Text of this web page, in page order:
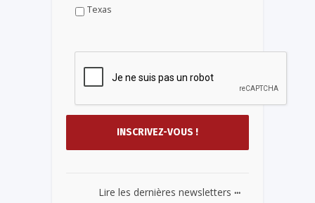
Texas
Lire les dernières newsletters ...